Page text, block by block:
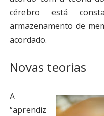
cérebro está
armazenamento de
acordado.
Novas teorias
A
“aprendiz